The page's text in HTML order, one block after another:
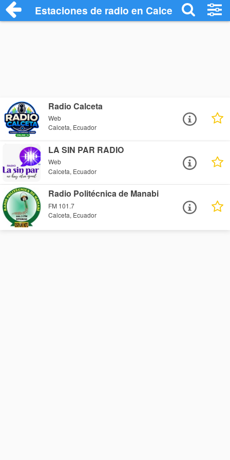
Estaciones de radio en Calceta -
Radio Calceta
Web
Calceta, Ecuador
LA SIN PAR RADIO
Web
Calceta, Ecuador
Radio Politécnica de Manabi
FM 101.7
Calceta, Ecuador